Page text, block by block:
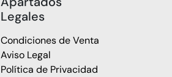
Legales
Condiciones de Venta
Aviso Legal
Política de Privacidad